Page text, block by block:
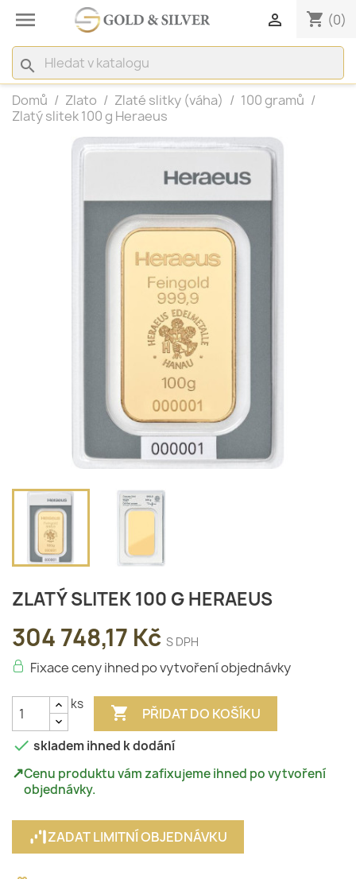
 shopping_cart (0)

search
Domů Zlato Zlaté slitky (váha)
100 gramů
Zlatý slitek 100 g Heraeus
ZLATÝ SLITEK 100 G HERAEUS
304 748,17 Kč S DPH
Fixace ceny ihned po vytvoření objednávky
ks  PŘIDAT DO KOŠÍKU
 skladem ihned k dodání
↗Cenu produktu vám zafixujeme ihned po vytvoření
objednávky.
ZADAT LIMITNÍ OBJEDNÁVKU